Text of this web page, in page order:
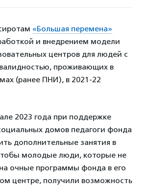
«Большая перемена»
и внедрением модели
центров для людей с
проживающих в
(ранее ПНИ), в 2021-22
2023 года при поддержке
домов педагоги фонда
дополнительные занятия в
молодые люди, которые не
очные программы фонда в его
центре, получили возможность